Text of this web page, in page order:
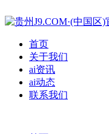
首页
关于我们
ai资讯
ai动态
联系我们